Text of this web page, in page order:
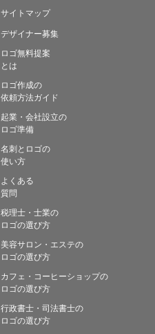
サイトマップ
デザイナー募集
ロゴ無料提案
とは
ロゴ作成の
依頼方法ガイド
起業・会社設立の
ロゴ準備
名刺とロゴの
使い方
よくある
質問
税理士・士業の
ロゴの選び方
美容サロン・エステの
ロゴの選び方
カフェ・コーヒーショップの
ロゴの選び方
行政書士・司法書士の
ロゴの選び方